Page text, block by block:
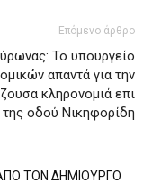
Επόμενο άρθρο
Το υπουργείο
απαντά για την
κληρονομιά επι
της οδού Νικηφορίδη
ΤΟΝ ΔΗΜΙΟΥΡΓΟ